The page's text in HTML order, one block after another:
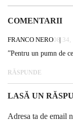
COMENTARII
FRANCO NERO08:34,
”Pentru un pumn de
RĂSPUNDE
LASĂ UN
Adresa ta de email